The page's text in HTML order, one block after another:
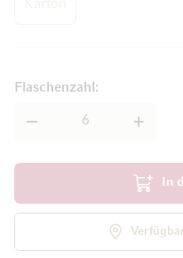
Flaschenzahl
In